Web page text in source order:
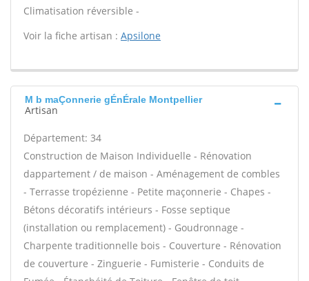
Climatisation réversible -
Voir la fiche artisan : Apsilone
M b maÇonnerie gÉnÉrale Montpellier
Artisan
Département: 34
Construction de Maison Individuelle - Rénovation
dappartement / de maison - Aménagement de combles
- Terrasse tropézienne - Petite maçonnerie - Chapes -
Bétons décoratifs intérieurs - Fosse septique
(installation ou remplacement) - Goudronnage -
Charpente traditionnelle bois - Couverture - Rénovation
de couverture - Zinguerie - Fumisterie - Conduits de